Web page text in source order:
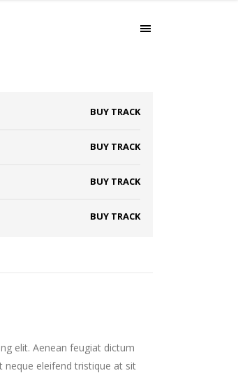
BUY TRACK
BUY TRACK
BUY TRACK
BUY TRACK
elit. Aenean feugiat dictum
neque eleifend tristique at sit